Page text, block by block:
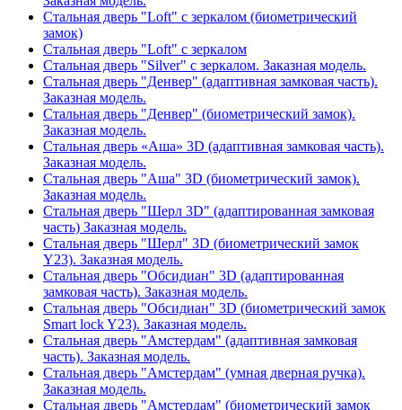
Стальная дверь "Loft" с зеркалом (биометрический
замок)
Стальная дверь "Loft" с зеркалом
Стальная дверь "Silver" с зеркалом. Заказная модель.
Стальная дверь "Денвер" (адаптивная замковая часть).
Заказная модель.
Стальная дверь "Денвер" (биометрический замок).
Заказная модель.
Стальная дверь «Аша» 3D (адаптивная замковая часть).
Заказная модель.
Стальная дверь "Аша" 3D (биометрический замок).
Заказная модель.
Стальная дверь "Шерл 3D" (адаптированная замковая
часть) Заказная модель.
Стальная дверь "Шерл" 3D (биометрический замок
Y23). Заказная модель.
Стальная дверь "Обсидиан" 3D (адаптированная
замковая часть). Заказная модель.
Стальная дверь "Обсидиан" 3D (биометрический замок
Smart lock Y23). Заказная модель.
Стальная дверь "Амстердам" (адаптивная замковая
часть). Заказная модель.
Стальная дверь "Амстердам" (умная дверная ручка).
Заказная модель.
Стальная дверь "Амстердам" (биометрический замок